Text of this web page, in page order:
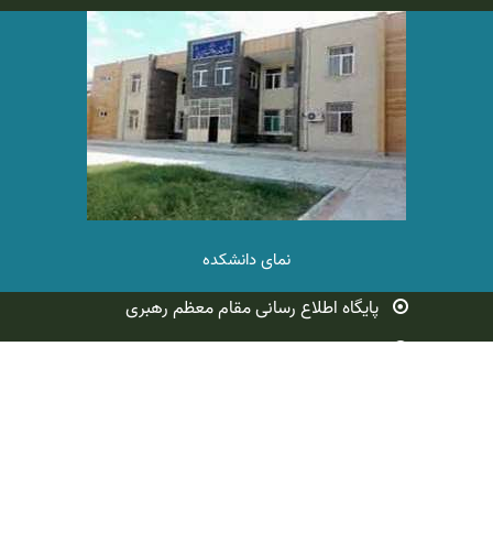
نمای دانشکده
پایگاه اطلاع رسانی مقام معظم رهبری
سازمان اوقاف و امور خیریه